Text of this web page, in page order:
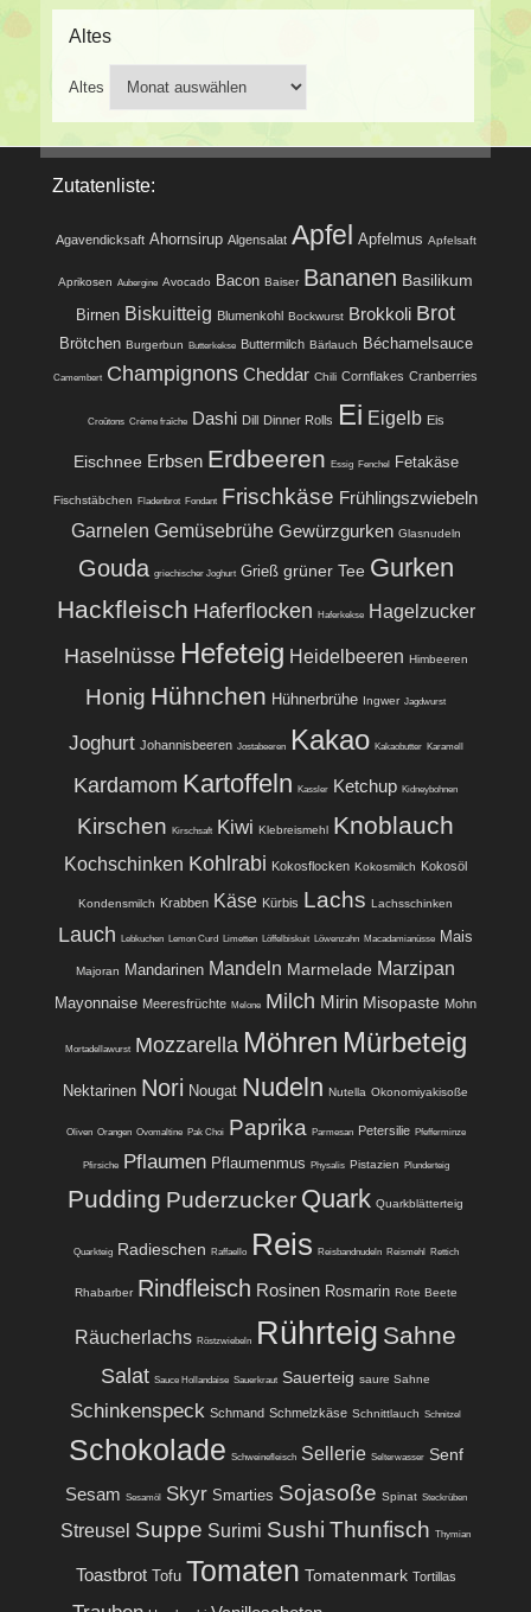
Altes
Altes
Zutatenliste:
Agavendicksaft Ahornsirup Algensalat Apfel Apfelmus Apfelsaft
Aprikosen Aubergine Avocado Bacon Baiser Bananen Basilikum
Birnen Biskuitteig Blumenkohl Bockwurst Brokkoli Brot
Brötchen Burgerbun Butterkekse Buttermilch Bärlauch Béchamelsauce
Camembert Champignons Cheddar Chili Cornflakes Cranberries
Croûtons Crème fraîche Dashi Dill Dinner Rolls Ei Eigelb Eis
Eischnee Erbsen Erdbeeren Essig Fenchel Fetakäse
Fischstäbchen Fladenbrot Fondant Frischkäse Frühlingszwiebeln
Garnelen Gemüsebrühe Gewürzgurken Glasnudeln
Gouda griechischer Joghurt Grieß grüner Tee Gurken
Hackfleisch Haferflocken Haferkekse Hagelzucker
Haselnüsse Hefeteig Heidelbeeren Himbeeren
Honig Hühnchen Hühnerbrühe Ingwer Jagdwurst
Joghurt Johannisbeeren Jostabeeren Kakao Kakaobutter Karamell
Kardamom Kartoffeln Kassler Ketchup Kidneybohnen
Kirschen Kirschsaft Kiwi Klebreismehl Knoblauch
Kochschinken Kohlrabi Kokosflocken Kokosmilch Kokosöl
Kondensmilch Krabben Käse Kürbis Lachs Lachsschinken
Lauch Lebkuchen Lemon Curd Limetten Löffelbiskuit Löwenzahn Macadamianüsse Mais
Majoran Mandarinen Mandeln Marmelade Marzipan
Mayonnaise Meeresfrüchte Melone Milch Mirin Misopaste Mohn
Mortadellawurst Mozzarella Möhren Mürbeteig
Nektarinen Nori Nougat Nudeln Nutella Okonomiyakisoße
Oliven Orangen Ovomaltine Pak Choi Paprika Parmesan Petersilie Pfefferminze
Pfirsiche Pflaumen Pflaumenmus Physalis Pistazien Plunderteig
Pudding Puderzucker Quark Quarkblätterteig
Quarkteig Radieschen Raffaello Reis Reisbandnudeln Reismehl Rettich
Rhabarber Rindfleisch Rosinen Rosmarin Rote Beete
Räucherlachs Röstzwiebeln Rührteig Sahne
Salat Sauce Hollandaise Sauerkraut Sauerteig saure Sahne
Schinkenspeck Schmand Schmelzkäse Schnittlauch Schnitzel
Schokolade Schweinefleisch Sellerie Selterwasser Senf
Sesam Sesamöl Skyr Smarties Sojasoße Spinat Steckrüben
Streusel Suppe Surimi Sushi Thunfisch Thymian
Toastbrot Tofu Tomaten Tomatenmark Tortillas